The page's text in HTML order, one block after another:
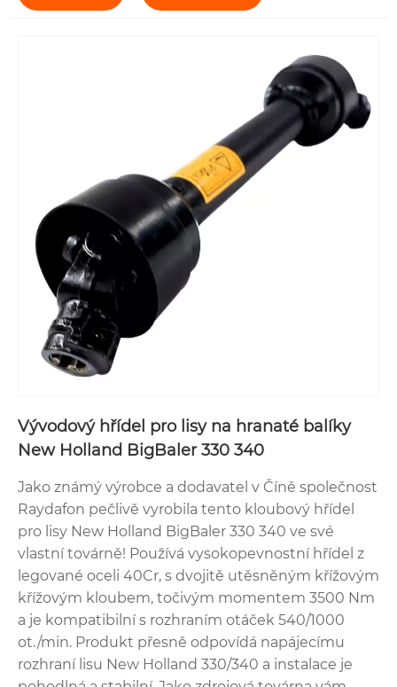
Vývodový hřídel pro lisy na hranaté balíky
New Holland BigBaler 330 340
Jako známý výrobce a dodavatel v Číně společnost
Raydafon pečlivě vyrobila tento kloubový hřídel
pro lisy New Holland BigBaler 330 340 ve své
vlastní továrně! Používá vysokopevnostní hřídel z
legované oceli 40Cr, s dvojitě utěsněným křížovým
křížovým kloubem, točivým momentem 3500 Nm
a je kompatibilní s rozhraním otáček 540/1000
ot./min. Produkt přesně odpovídá napájecímu
rozhraní lisu New Holland 330/340 a instalace je